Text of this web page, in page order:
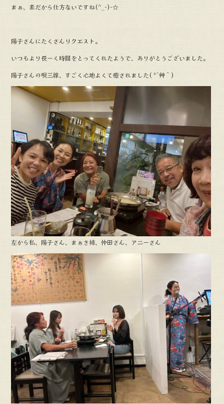
まぁ、素だから仕方ないですね(^_-)-☆
陽子さんにたくさんリクエスト。
いつもより長ーく時間をとってくれたようで、ありがとうございました。
陽子さんの唄三線、すごく心地よくて癒されました( *´艸｀)
左から私、陽子さん、まぁき姉、仲田さん、アニーさん